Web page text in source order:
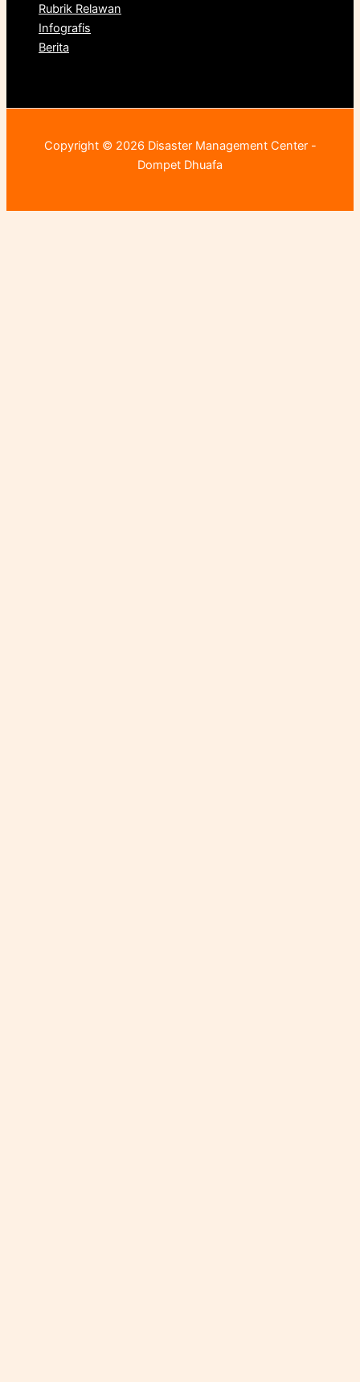
Rubrik Relawan
Infografis
Berita
Copyright © 2026 Disaster Management Center -
Dompet Dhuafa